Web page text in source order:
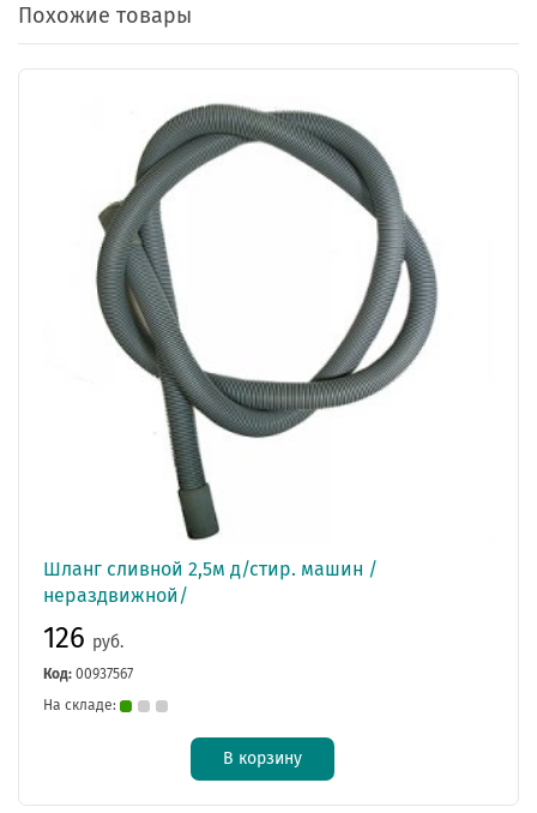
Похожие товары
Шланг сливной 2,5м д/стир. машин /
нераздвижной/
126 руб.
Код: 00937567
На складе:
В корзину